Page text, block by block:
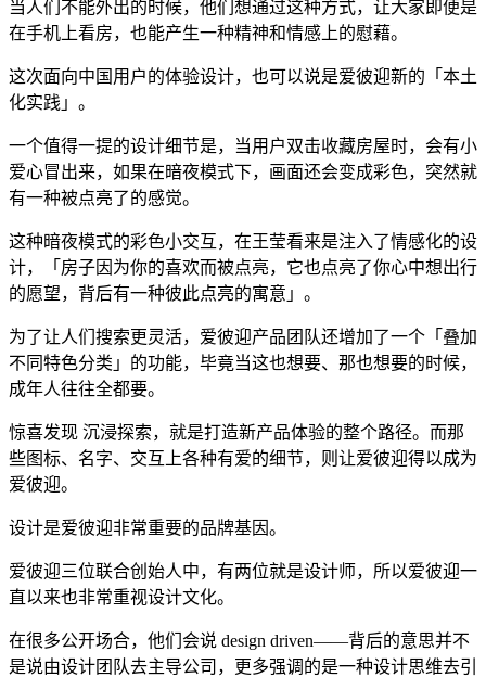
当人们不能外出的时候，他们想通过这种方式，让大家即便是
在手机上看房，也能产生一种精神和情感上的慰藉。
这次面向中国用户的体验设计，也可以说是爱彼迎新的「本土
化实践」。
一个值得一提的设计细节是，当用户双击收藏房屋时，会有小
爱心冒出来，如果在暗夜模式下，画面还会变成彩色，突然就
有一种被点亮了的感觉。
这种暗夜模式的彩色小交互，在王莹看来是注入了情感化的设
计，「房子因为你的喜欢而被点亮，它也点亮了你心中想出行
的愿望，背后有一种彼此点亮的寓意」。
为了让人们搜索更灵活，爱彼迎产品团队还增加了一个「叠加
不同特色分类」的功能，毕竟当这也想要、那也想要的时候，
成年人往往全都要。
惊喜发现 沉浸探索，就是打造新产品体验的整个路径。而那
些图标、名字、交互上各种有爱的细节，则让爱彼迎得以成为
爱彼迎。
设计是爱彼迎非常重要的品牌基因。
爱彼迎三位联合创始人中，有两位就是设计师，所以爱彼迎一
直以来也非常重视设计文化。
在很多公开场合，他们会说 design driven——背后的意思并不
是说由设计团队去主导公司，更多强调的是一种设计思维去引